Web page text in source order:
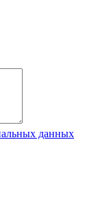
данных